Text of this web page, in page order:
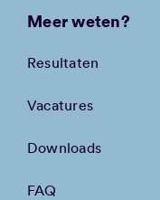
Meer weten?
Resultaten
Vacatures
Downloads
FAQ